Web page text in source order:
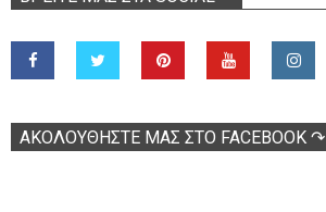
ΑΚΟΛOΥΘΉΣΤΕ ΜΑΣ ΣΤΟ FACEBOOK ↷